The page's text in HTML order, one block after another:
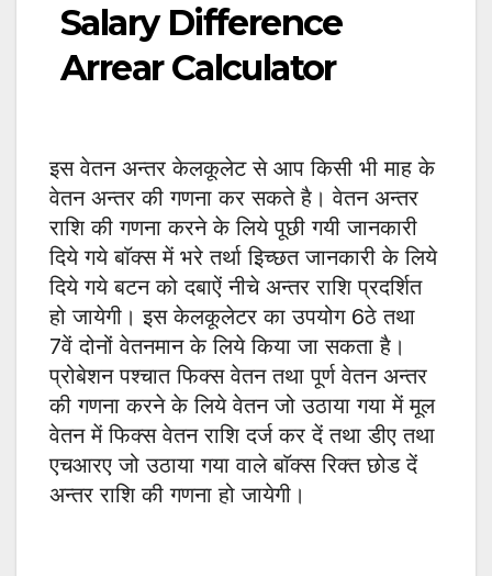
Salary Difference
Arrear Calculator
इस वेतन अन्तर केलकूलेट से आप किसी भी माह के
वेतन अन्तर की गणना कर सकते है। वेतन अन्तर
राशि की गणना करने के लिये पूछी गयी जानकारी
दिये गये बाॅक्स में भरे तर्था इिच्छत जानकारी के लिये
दिये गये बटन को दबाऐं नीचे अन्तर राशि प्रदर्शित
हो जायेगी। इस केलकूलेटर का उपयोग 6ठे तथा
7वें दोनों वेतनमान के लिये किया जा सकता है।
प्रोबेशन पश्चात फिक्स वेतन तथा पूर्ण वेतन अन्तर
की गणना करने के लिये वेतन जो उठाया गया में मूल
वेतन में फिक्स वेतन राशि दर्ज कर दें तथा डीए तथा
एचआरए जो उठाया गया वाले बाॅक्स रिक्त छोड दें
अन्तर राशि की गणना हो जायेगी।